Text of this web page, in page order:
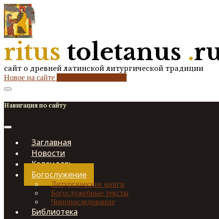
ritus toletanus .
сайт о древней латинской литургической традиции
Новое на сайте
Навигация по сайту
Заглавная
Новости
Календарь
Богослужение
Литургические книги
Богослужебные тексты
Чинопоследование
Библиотека